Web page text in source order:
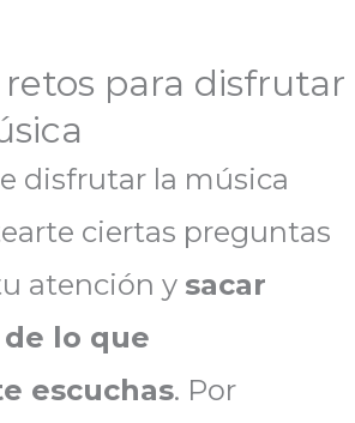
para disfrutar
disfrutar la música
ciertas preguntas
atención y sacar
lo que
escuchas. Por